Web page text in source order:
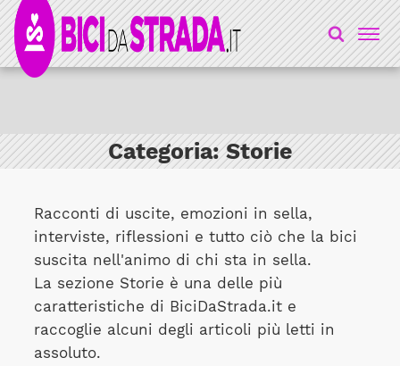
Categoria:Storie
Racconti di uscite, emozioni in sella,
interviste, riflessioni e tutto ciò che la bici
suscita nell'animo di chi sta in sella.
La sezione Storie è una delle più
caratteristiche di BiciDaStrada.it e
raccoglie alcuni degli articoli più letti in
assoluto.